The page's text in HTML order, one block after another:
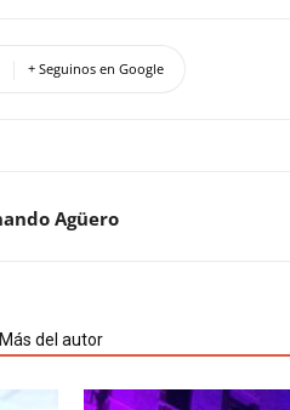
+ Seguinos en Google
Agüero
Más del autor